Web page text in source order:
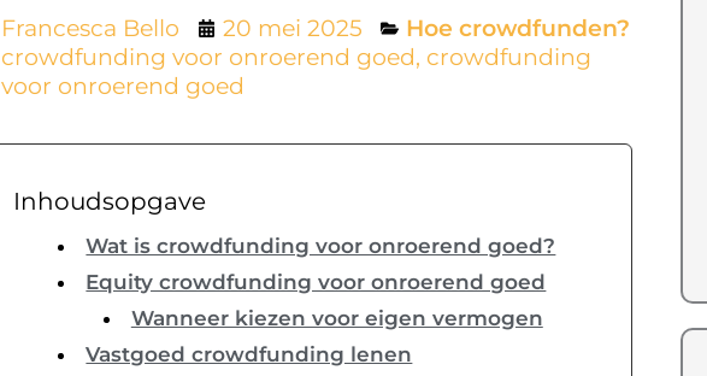
Francesca Bello 20 mei 2025
Hoe crowdfunden?
crowdfunding voor onroerend goed, crowdfunding
voor onroerend goed
Inhoudsopgave
Wat is crowdfunding voor onroerend goed?
Equity crowdfunding voor onroerend goed
Wanneer kiezen voor eigen vermogen
Vastgoed crowdfunding lenen